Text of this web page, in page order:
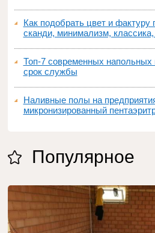
Как подобрать цвет и фактуру
сканди, минимализм,
Топ‑7 современных
срок службы
Наливные полы на
микронизированный
Популярное